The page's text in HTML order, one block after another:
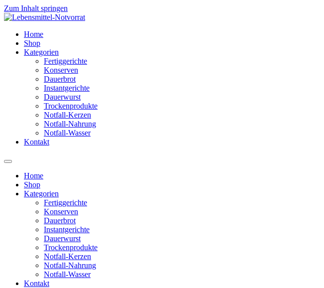
Zum Inhalt springen
Home
Shop
Kategorien
Fertiggerichte
Konserven
Dauerbrot
Instantgerichte
Dauerwurst
Trockenprodukte
Notfall-Kerzen
Notfall-Nahrung
Notfall-Wasser
Kontakt
Home
Shop
Kategorien
Fertiggerichte
Konserven
Dauerbrot
Instantgerichte
Dauerwurst
Trockenprodukte
Notfall-Kerzen
Notfall-Nahrung
Notfall-Wasser
Kontakt